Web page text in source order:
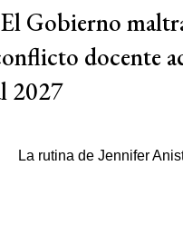
Gobierno
docente
2027